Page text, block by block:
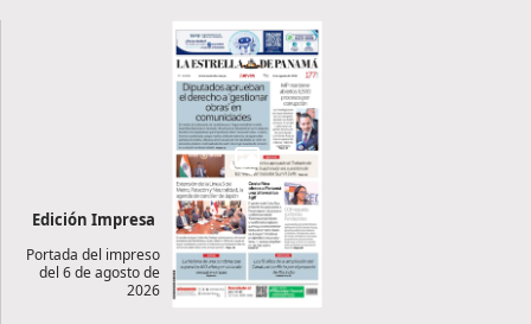
Edición Impresa
Portada del impreso
del 6 de agosto de
2026